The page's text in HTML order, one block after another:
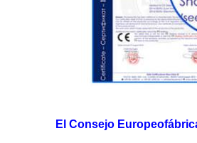
El Consejo Europeo